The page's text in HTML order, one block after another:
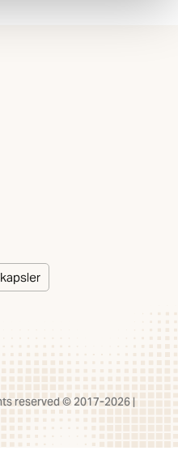
reserved © 2017-2026 |